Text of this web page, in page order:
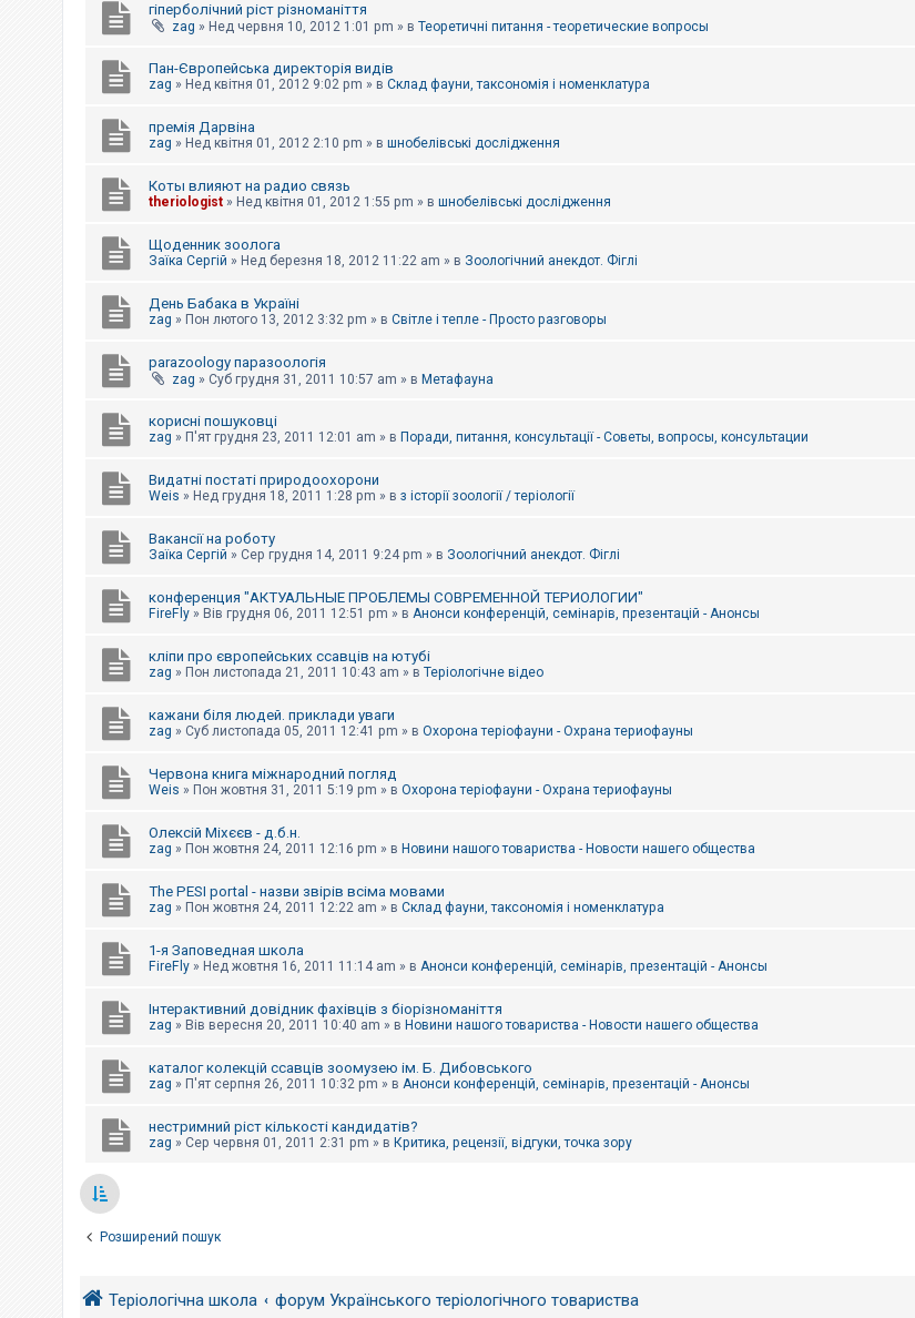
гіперболічний ріст різноманіття
zag » Нед червня 10, 2012 1:01 pm » в Теоретичні питання - теоретические вопросы
Пан-Європейська директорія видів
zag » Нед квітня 01, 2012 9:02 pm » в Склад фауни, таксономія і номенклатура
премія Дарвіна
zag » Нед квітня 01, 2012 2:10 pm » в шнобелівські дослідження
Коты влияют на радио связь
theriologist » Нед квітня 01, 2012 1:55 pm » в шнобелівські дослідження
Щоденник зоолога
Заїка Сергій » Нед березня 18, 2012 11:22 am » в Зоологічний анекдот. Фіглі
День Бабака в Україні
zag » Пон лютого 13, 2012 3:32 pm » в Світле і тепле - Просто разговоры
parazoology паразоологія
zag » Суб грудня 31, 2011 10:57 am » в Метафауна
корисні пошуковці
zag » П'ят грудня 23, 2011 12:01 am » в Поради, питання, консультації - Советы, вопросы, консультации
Видатні постаті природоохорони
Weis » Нед грудня 18, 2011 1:28 pm » в з історії зоології / теріології
Вакансії на роботу
Заїка Сергій » Сер грудня 14, 2011 9:24 pm » в Зоологічний анекдот. Фіглі
конференция "АКТУАЛЬНЫЕ ПРОБЛЕМЫ СОВРЕМЕННОЙ ТЕРИОЛОГИИ"
FireFly » Вів грудня 06, 2011 12:51 pm » в Анонси конференцій, семінарів, презентацій - Анонсы
кліпи про європейських ссавців на ютубі
zag » Пон листопада 21, 2011 10:43 am » в Теріологічне відео
кажани біля людей. приклади уваги
zag » Суб листопада 05, 2011 12:41 pm » в Охорона теріофауни - Охрана териофауны
Червона книга міжнародний погляд
Weis » Пон жовтня 31, 2011 5:19 pm » в Охорона теріофауни - Охрана териофауны
Олексій Міхєєв - д.б.н.
zag » Пон жовтня 24, 2011 12:16 pm » в Новини нашого товариства - Новости нашего общества
The PESI portal - назви звірів всіма мовами
zag » Пон жовтня 24, 2011 12:22 am » в Склад фауни, таксономія і номенклатура
1-я Заповедная школа
FireFly » Нед жовтня 16, 2011 11:14 am » в Анонси конференцій, семінарів, презентацій - Анонсы
Інтерактивний довідник фахівців з біорізноманіття
zag » Вів вересня 20, 2011 10:40 am » в Новини нашого товариства - Новости нашего общества
каталог колекцій ссавців зоомузею ім. Б. Дибовського
zag » П'ят серпня 26, 2011 10:32 pm » в Анонси конференцій, семінарів, презентацій - Анонсы
нестримний ріст кількості кандидатів?
zag » Сер червня 01, 2011 2:31 pm » в Критика, рецензії, відгуки, точка зору
Розширений пошук
Теріологічна школа форум Українського теріологічного товариства